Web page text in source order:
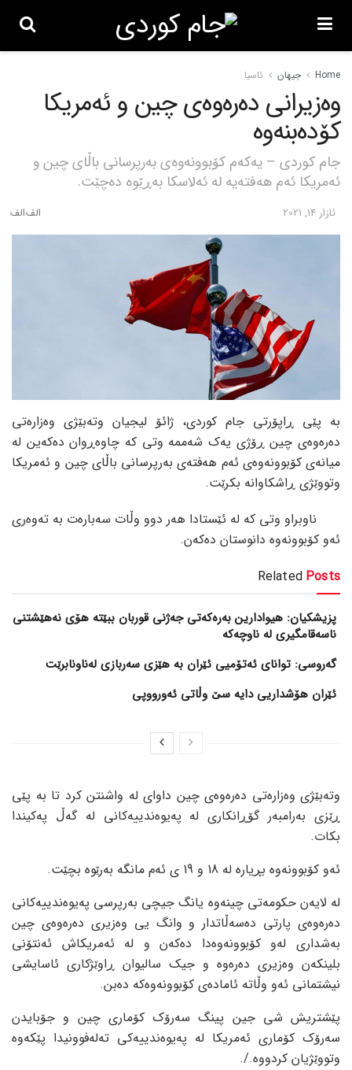
Home جیهان ئاسیا
وەزیرانی دەرەوەی چین و ئەمریکا
کۆدەبنەوە
جام کوردی – یەکەم کۆبوونەوەی بەرپرسانی باڵای چین و
ئەمریکا ئەم هەفتەیە لە ئەلاسکا بەڕێوە دەچێت.
ئازار 14, 2021
بە پێی ڕاپۆرتی جام کوردی، ژائۆ لیجیان وتەبێژی وەزارەتی
دەرەوەی چین ڕۆژی یەک شەممە وتی کە چاوەڕوان دەکەین لە
میانەی کۆبوونەوەی ئەم هەفتەی بەرپرسانی باڵای چین و ئەمریکا
وتووێژی ڕاشکاوانە بکرێت.
ناوبراو وتی کە لە ئێستادا هەر دوو وڵات سەبارەت بە تەوەری
ئەو کۆبوونەوە دانوستان دەکەن.
Related Posts
پزیشکیان: هیوادارین بەرەکەتی جەژنی قوربان ببێتە هۆی نەهێشتنی
ناسەقامگیری لە ناوچەکە
گەروسی: توانای ئەتۆمیی ئێران بە هێزی سەربازی لەناونابرێت
ئێران هۆشداریی دایە سێ وڵاتی ئەورووپی
وتەبێژی وەزارەتی دەرەوەی چین داوای لە واشنتن کرد تا بە پێی
ڕێزی بەرامبەر گۆڕانکاری لە پەیوەندییەکانی لە گەڵ پەکیندا
بکات.
ئەو کۆبوونەوە بڕیارە لە 18 و 19 ی ئەم مانگە بەرێوە بچێت.
لە لایەن حکومەتی چینەوە یانگ جیچی بەرپرسی پەیوەندییەکانی
دەرەوەی پارتی دەسەڵاتدار و وانگ یی وەزیری دەرەوەی چین
بەشداری لەو کۆبوونەوەدا دەکەن و لە ئەمریکاش ئەنتۆنی
بلینکەن وەزیری دەرەوە و جیک سالیوان ڕاوێژکاری ئاسایشی
نیشتمانی ئەو وڵاتە ئامادەی کۆبوونەوەکە دەبن.
پێشتریش شی جین پینگ سەرۆک کۆماری چین و جۆبایدن
سەرۆک کۆماری ئەمریکا لە پەیوەندییەکی تەلەفوونیدا پێکەوە
وتووێژیان کردووە./.